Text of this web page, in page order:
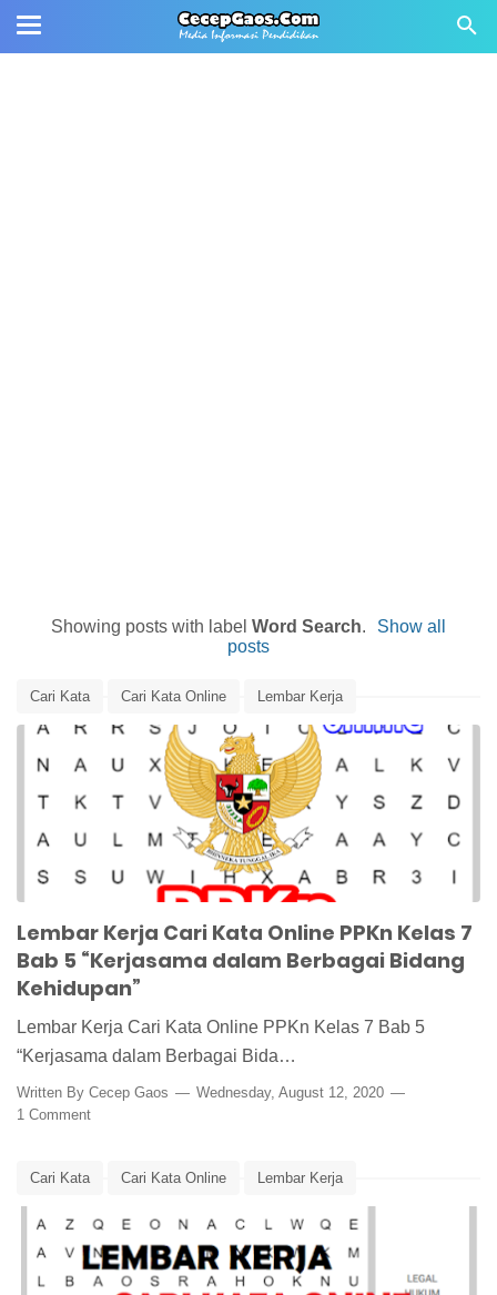
Showing posts with label Word Search.
Show all
posts
Cari Kata Cari Kata Online Lembar Kerja
Lembar Kerja PPKn Lembar Kerja Siswa
Media Pembelajaran PPKn PPKn Kelas 7 Word Search
Word Search Online
Lembar Kerja Cari Kata Online PPKn Kelas 7
Bab 5 “Kerjasama dalam Berbagai Bidang
Kehidupan”
Lembar Kerja Cari Kata Online PPKn Kelas 7 Bab 5
“Kerjasama dalam Berbagai Bida…
Written By Cecep Gaos
Wednesday, August 12, 2020
1 Comment
Cari Kata Cari Kata Online Lembar Kerja
Lembar Kerja PPKn Lembar Kerja Siswa
Media Pembelajaran Word Search Word Search Online